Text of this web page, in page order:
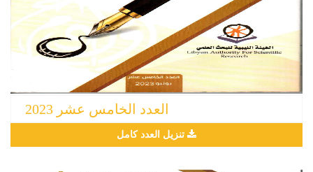
العدد الخامس عشر 2023
تنزيل العدد كامل